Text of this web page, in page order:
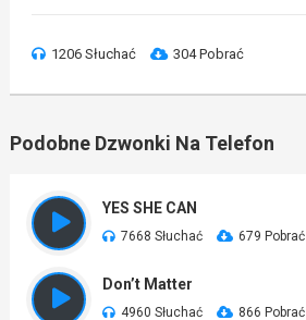
1206 Słuchać 304 Pobrać
Podobne Dzwonki Na Telefon
YES SHE CAN
7668 Słuchać 679 Pobrać
Don’t Matter
4960 Słuchać 866 Pobrać